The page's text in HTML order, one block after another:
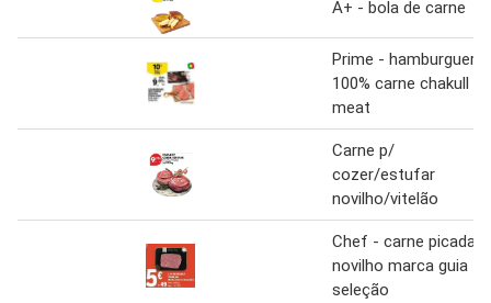
A+ - bola de carne
Prime - hamburguer
100% carne chakull
meat
Carne p/
cozer/estufar
novilho/vitelão
Chef - carne picada
novilho marca guia
seleção